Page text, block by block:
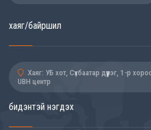
хаяг/байршил
Хаяг: УБ хот, Сүхбаатар дүүрэг, 1-р
UBH центр
бидэнтэй нэгдэх